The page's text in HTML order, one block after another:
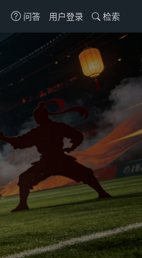
问答 用户登录 检索